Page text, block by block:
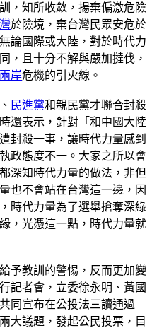
，知所收斂，揚棄偏激危險
於險境，棄台灣民眾安危於
論國際或大陸，對於時代力
，且十分不解與嚴加撻伐，
兩岸危機的引火線。
、 民進黨和親民黨才聯合封殺
還表示，針對「和中國大陸
封殺一事，讓時代力量感到
政態度不一。大家之所以會
深知時代力量的做法，非但
也不會站在台灣這一邊，因
時代力量為了選舉搶奪深綠
，光憑這一點，時代力量就
予教訓的警惕，反而更加變
記者會，立委徐永明、黃國
同宣布在公投法三讀通過
大議題，發起公民投票，目